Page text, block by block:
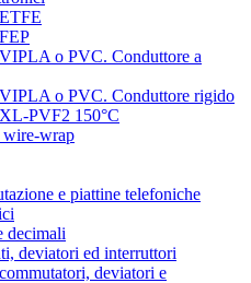
o PVC. Conduttore a
o PVC. Conduttore rigido
PVF2 150°C
wrap
e piattine telefoniche
decimali
deviatori ed interruttori
deviatori e